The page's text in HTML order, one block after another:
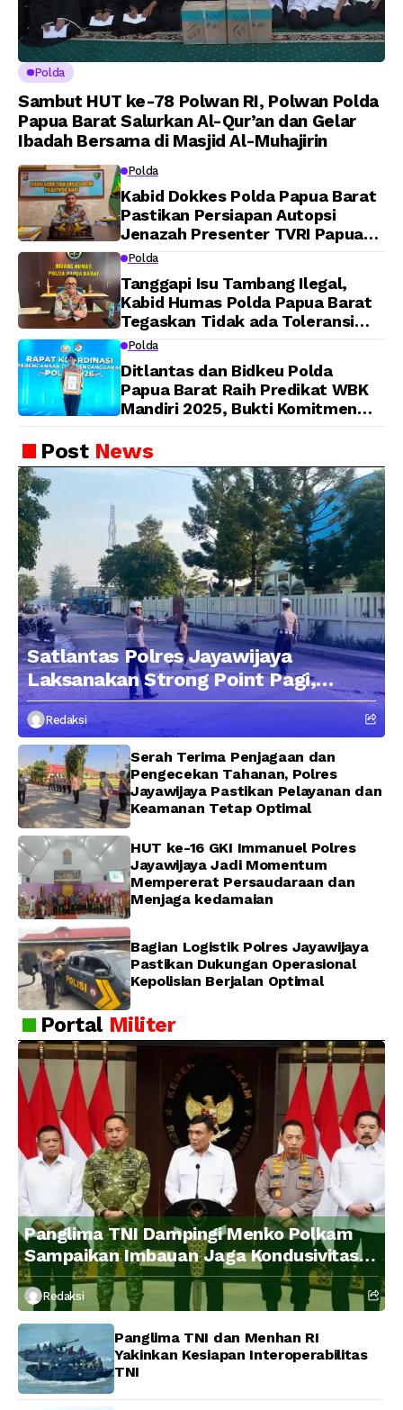
Polda
Sambut HUT ke-78 Polwan RI, Polwan Polda
Papua Barat Salurkan Al-Qur’an dan Gelar
Ibadah Bersama di Masjid Al-Muhajirin
Polda
Kabid Dokkes Polda Papua Barat
Pastikan Persiapan Autopsi
Jenazah Presenter TVRI Papua
Barat Yanto Idorway Telah
Dijadwalkan Kamis
Polda
Tanggapi Isu Tambang Ilegal,
Kabid Humas Polda Papua Barat
Tegaskan Tidak ada Toleransi
bagi Oknum Anggota
Polda
Ditlantas dan Bidkeu Polda
Papua Barat Raih Predikat WBK
Mandiri 2025, Bukti Komitmen
Berintegritas
PostNews
Satlantas Polres Jayawijaya
Laksanakan Strong Point Pagi,
Edukasi Pengendara dengan
Pendekatan Humanis
Redaksi
Serah Terima Penjagaan dan
Pengecekan Tahanan, Polres
Jayawijaya Pastikan Pelayanan dan
Keamanan Tetap Optimal
HUT ke-16 GKI Immanuel Polres
Jayawijaya Jadi Momentum
Mempererat Persaudaraan dan
Menjaga kedamaian
Bagian Logistik Polres Jayawijaya
Pastikan Dukungan Operasional
Kepolisian Berjalan Optimal
Portal Militer
Panglima TNI Dampingi Menko Polkam
Sampaikan Imbauan Jaga Kondusivitas
Bangsa
Redaksi
Panglima TNI dan Menhan RI
Yakinkan Kesiapan Interoperabilitas
TNI